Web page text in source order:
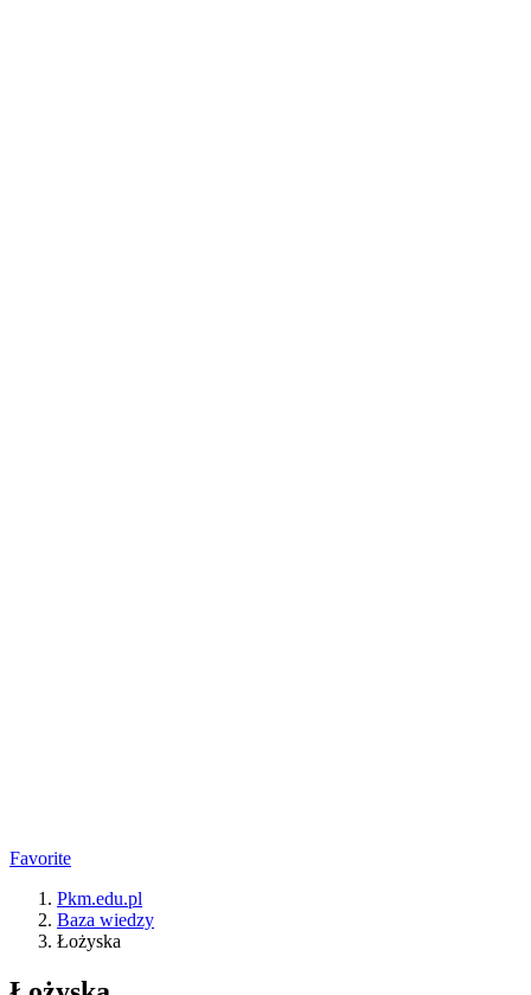
Favorite
Pkm.edu.pl
Baza wiedzy
Łożyska